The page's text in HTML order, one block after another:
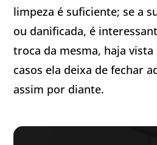
limpeza é suficiente; se a
ou danificada, é
troca da mesma, haja
casos ela deixa de fechar
assim por diante.